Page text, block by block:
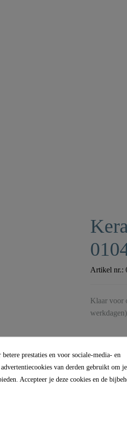
Artikel nr.:
Klaar voor
werkdagen)
prestaties en voor sociale-media- en
van derden gebruikt om
Accepteer je deze cookies en de